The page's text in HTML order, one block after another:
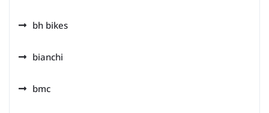
bh bikes
bianchi
bmc